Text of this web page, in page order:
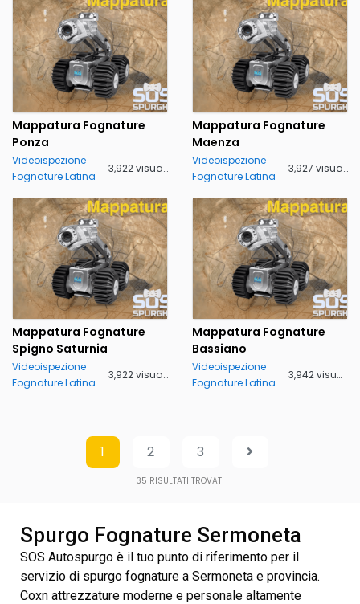
Mappatura Fognature
Ponza
Videoispezione
Fognature Latina
3,922 visualizzazioni
Mappatura Fognature
Maenza
Videoispezione
Fognature Latina
3,927 visualizzazioni
Mappatura Fognature
Spigno Saturnia
Videoispezione
Fognature Latina
3,922 visualizzazioni
Mappatura Fognature
Bassiano
Videoispezione
Fognature Latina
3,942 visualizzazioni
1 2 3
35 RISULTATI TROVATI
Spurgo Fognature Sermoneta
SOS Autospurgo è il tuo punto di riferimento per il
servizio di spurgo fognature a Sermoneta e provincia.
Coxn attrezzature moderne e personale altamente